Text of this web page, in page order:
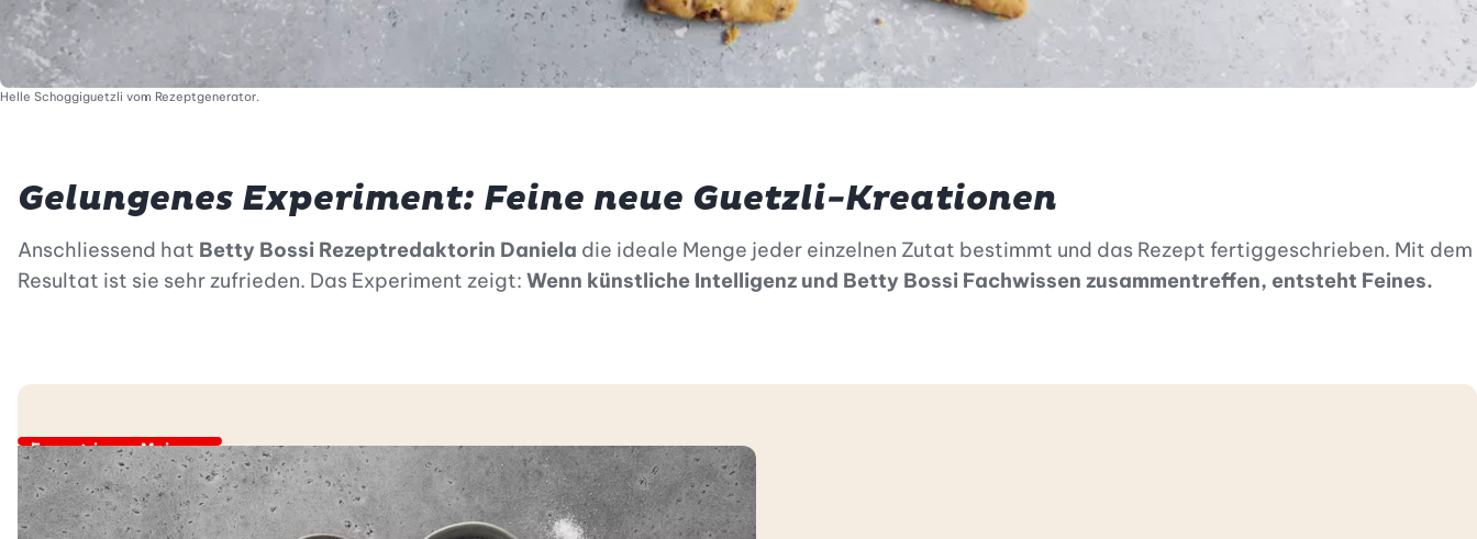
Helle Schoggiguetzli vom Rezeptgenerator.
Gelungenes Experiment: Feine neue Guetzli-Kreationen
Anschliessend hat Betty Bossi Rezeptredaktorin Daniela die ideale Menge jeder einzelnen Zutat bestimmt und das Rezept fertiggeschrieben. Mit dem
Resultat ist sie sehr zufrieden. Das Experiment zeigt: Wenn künstliche Intelligenz und Betty Bossi Fachwissen zusammentreffen, entsteht Feines.
Expert:innen Meinung
Eine zusätzliche Inspirationsquelle